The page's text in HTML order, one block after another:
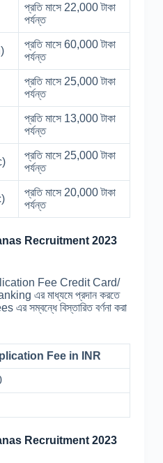
প্রতি মাসে 22,000 টাকা
পর্যন্ত
প্রতি মাসে 60,000 টাকা
পর্যন্ত
প্রতি মাসে 25,000 টাকা
পর্যন্ত
প্রতি মাসে 13,000 টাকা
পর্যন্ত
প্রতি মাসে 25,000 টাকা
পর্যন্ত
প্রতি মাসে 20,000 টাকা
পর্যন্ত
Recruitment 2023
Fee Credit Card/
এর মাধ্যমে প্রদান করতে
সম্বন্ধে বিস্তারিত বর্ণনা করা
Fee in INR
Recruitment 2023